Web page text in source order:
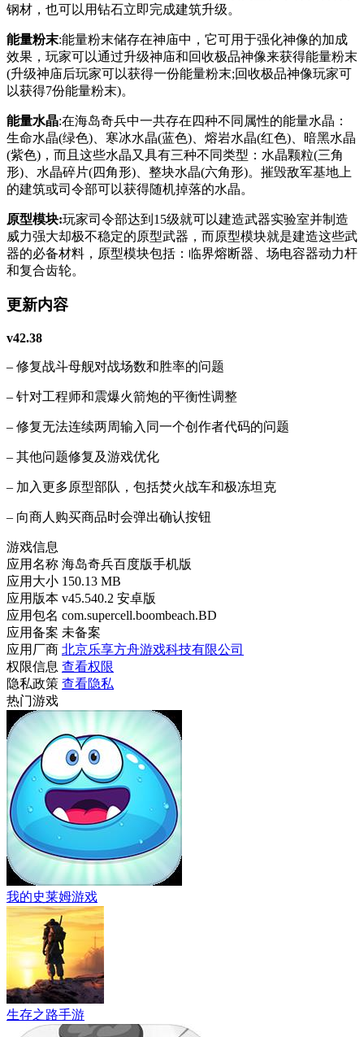
钢材，也可以用钻石立即完成建筑升级。
能量粉末:能量粉末储存在神庙中，它可用于强化神像的加成
效果，玩家可以通过升级神庙和回收极品神像来获得能量粉末
(升级神庙后玩家可以获得一份能量粉末;回收极品神像玩家可
以获得7份能量粉末)。
能量水晶:在海岛奇兵中一共存在四种不同属性的能量水晶：
生命水晶(绿色)、寒冰水晶(蓝色)、熔岩水晶(红色)、暗黑水晶
(紫色)，而且这些水晶又具有三种不同类型：水晶颗粒(三角
形)、水晶碎片(四角形)、整块水晶(六角形)。摧毁敌军基地上
的建筑或司令部可以获得随机掉落的水晶。
原型模块:玩家司令部达到15级就可以建造武器实验室并制造
威力强大却极不稳定的原型武器，而原型模块就是建造这些武
器的必备材料，原型模块包括：临界熔断器、场电容器动力杆
和复合齿轮。
更新内容
v42.38
– 修复战斗母舰对战场数和胜率的问题
– 针对工程师和震爆火箭炮的平衡性调整
– 修复无法连续两周输入同一个创作者代码的问题
– 其他问题修复及游戏优化
– 加入更多原型部队，包括焚火战车和极冻坦克
– 向商人购买商品时会弹出确认按钮
游戏信息
应用名称 海岛奇兵百度版手机版
应用大小 150.13 MB
应用版本 v45.540.2 安卓版
应用包名 com.supercell.boombeach.BD
应用备案 未备案
应用厂商 北京乐享方舟游戏科技有限公司
权限信息 查看权限
隐私政策 查看隐私
热门游戏
我的史莱姆游戏
生存之路手游